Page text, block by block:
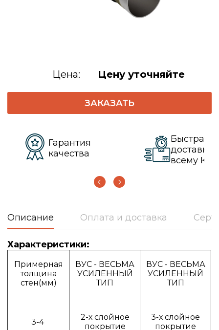
Цена: Цену уточняйте
ЗАКАЗАТЬ
Гарантия
качества
Быстрая
доставка
всему КЗ
Описание Оплата и доставка
Характеристики:
Примерная
толщина
стен(мм)
ВУС - ВЕСЬМА
УСИЛЕННЫЙ
ТИП
ВУС - ВЕСЬМА
УСИЛЕННЫЙ
ТИП
3-4
2-х слойное
покрытие
3-х слойное
покрытие